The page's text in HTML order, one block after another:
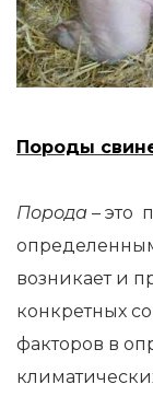
Породы
Порода – это
возникает и
конкретных
факторов в